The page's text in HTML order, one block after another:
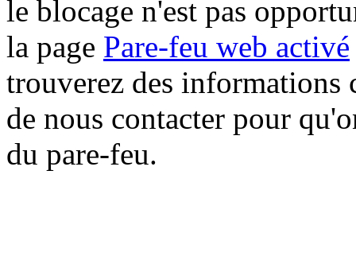
le blocage n'est pas
la page Pare-feu web activé
trouverez des informations
de nous contacter pour
du pare-feu.